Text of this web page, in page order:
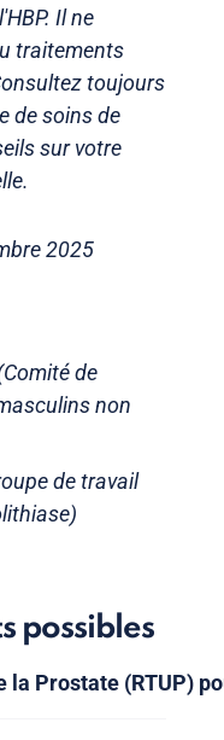
Il ne
traitements
toujours
de soins de
sur votre
2025
de
non
de travail
possibles
Prostate (RTUP)